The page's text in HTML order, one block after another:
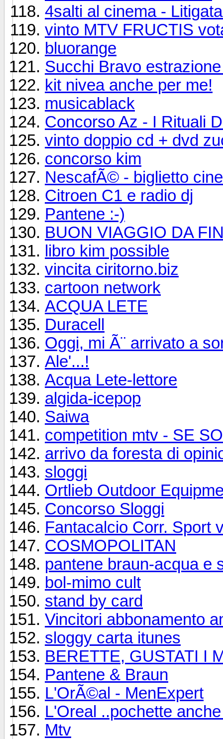
4salti al cinema -
vinto MTV FRUCTIS
bluorange
Succhi Bravo
kit nivea anche per me!
musicablack
Concorso Az - I Rituali
vinto doppio cd + dvd
concorso kim
NescafÃ© - biglietto
Citroen C1 e radio dj
Pantene :-)
BUON VIAGGIO DA
libro kim possible
vincita ciritorno.biz
cartoon network
ACQUA LETE
Duracell
Oggi, mi Ã¨ arrivato a
Ale'...!
Acqua Lete-lettore
algida-icepop
Saiwa
competition mtv - SE
arrivo da foresta di
sloggi
Ortlieb Outdoor
Concorso Sloggi
Fantacalcio Corr. Sport
COSMOPOLITAN
pantene braun-acqua e
bol-mimo cult
stand by card
Vincitori abbonamento
sloggy carta itunes
BERETTE, GUSTATI I
Pantene & Braun
L'OrÃ©al - MenExpert
L'Oreal ..pochette
Mtv